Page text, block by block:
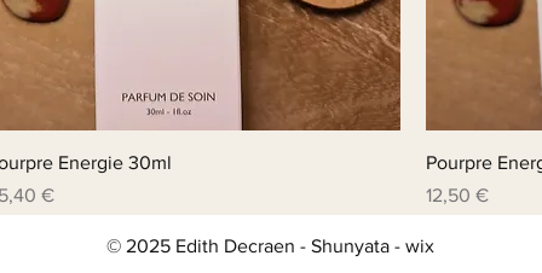
Energie 30ml
€
Pourpre
Prix
12,50 €
© 2025 Edith Decraen - Shunyata - wix